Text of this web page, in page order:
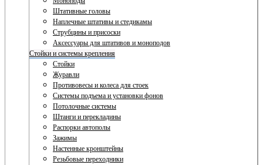
Штативные головы
Наплечные штативы и стедикамы
Струбцины и присоски
Аксессуары для штативов и моноподов
Стойки и системы крепления
Стойки
Журавли
Противовесы и колеса для стоек
Системы подъема и установки фонов
Потолочные системы
Штанги и перекладины
Распорки автополы
Зажимы
Настенные кронштейны
Резьбовые переходники